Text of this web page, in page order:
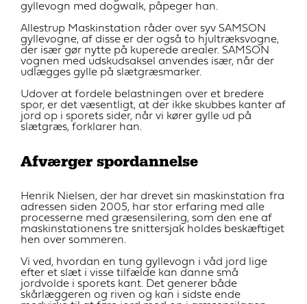
gyllevogn med dogwalk, påpeger han.
Allestrup Maskinstation råder over syv SAMSON
gyllevogne, af disse er der også to hjultræksvogne,
der især gør nytte på kuperede arealer. SAMSON
vognen med udskudsaksel anvendes især, når der
udlægges gylle på slætgræsmarker.
Udover at fordele belastningen over et bredere
spor, er det væsentligt, at der ikke skubbes kanter af
jord op i sporets sider, når vi kører gylle ud på
slætgræs, forklarer han.
Afværger spordannelse
Henrik Nielsen, der har drevet sin maskinstation fra
adressen siden 2005, har stor erfaring med alle
processerne med græsensilering, som den ene af
maskinstationens tre snittersjak holdes beskæftiget
hen over sommeren.
Vi ved, hvordan en tung gyllevogn i våd jord lige
efter et slæt i visse tilfælde kan danne små
jordvolde i sporets kant. Det generer både
skårlæggeren og riven og kan i sidste ende